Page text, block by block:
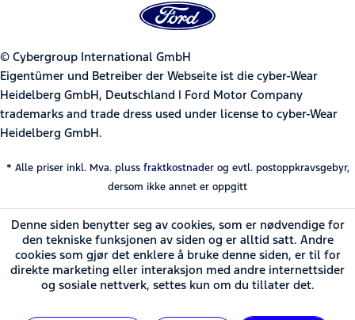
© Cybergroup International GmbH
Eigentümer und Betreiber der Webseite ist die cyber-Wear
Heidelberg GmbH, Deutschland | Ford Motor Company
trademarks and trade dress used under license to cyber-Wear
Heidelberg GmbH.
* Alle priser inkl. Mva. pluss fraktkostnaderog evtl. postoppkravsgebyr,
dersom ikke annet er oppgitt
Denne siden benytter seg av cookies, som er nødvendige for
den tekniske funksjonen av siden og er alltid satt. Andre
cookies som gjør det enklere å bruke denne siden, er til for
direkte marketing eller interaksjon med andre internettsider
og sosiale nettverk, settes kun om du tillater det.